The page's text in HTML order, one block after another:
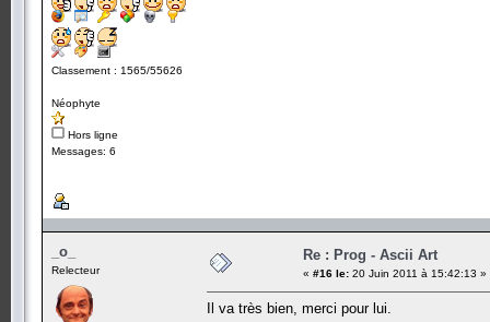
Classement : 1565/55626
Néophyte
Hors ligne
Messages: 6
_o_
Relecteur
Re : Prog - Ascii Art
« #16 le: 20 Juin 2011 à 15:42:13 »
Il va très bien, merci pour lui.